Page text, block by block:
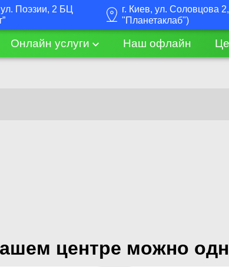
Поэзии, 2 БЦ
г. Киев, ул. Соловцова
"Планетаклаб")
Онлайн услуги Наш офлайн
центре можно